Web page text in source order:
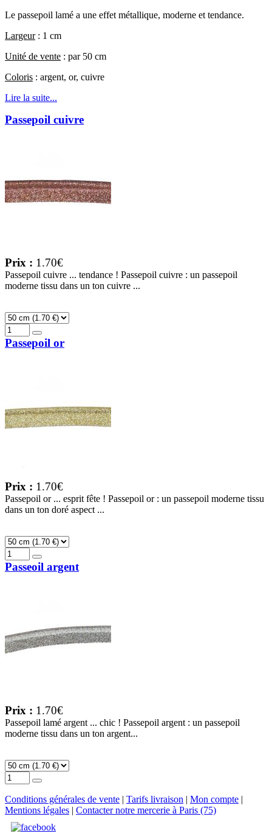
Le passepoil lamé a une effet métallique, moderne et tendance.
Largeur: 1 cm
Unité de vente : par 50 cm
Coloris : argent, or, cuivre
Lire la suite...
Passepoil cuivre
Prix : 1.70€
Passepoil cuivre ... tendance ! Passepoil cuivre : un passepoil
moderne tissu dans un ton cuivre ...
Passepoil or
Prix : 1.70€
Passepoil or ... esprit fête ! Passepoil or : un passepoil moderne tissu
dans un ton doré aspect ...
Passeoil argent
Prix : 1.70€
Passepoil lamé argent ... chic ! Passepoil argent : un passepoil
moderne tissu dans un ton argent...
Conditions générales de vente | Tarifs livraison | Mon compte |
Mentions légales | Contacter notre mercerie à Paris (75)